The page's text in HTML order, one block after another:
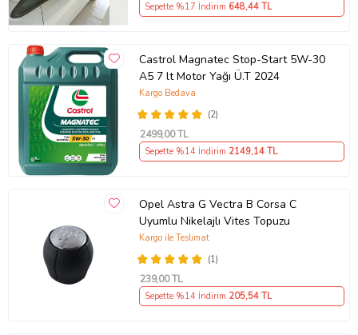
Sepette %17 İndirim 648,44 TL
Castrol Magnatec Stop-Start 5W-30
A5 7 lt Motor Yağı Ü.T 2024
(2)
Kargo Bedava
2499,00 TL
Sepette %14 İndirim 2149,14 TL
Opel Astra G Vectra B Corsa C
Uyumlu Nikelajlı Vites Topuzu
(1)
Kargo ile Teslimat
239,00 TL
Sepette %14 İndirim 205,54 TL